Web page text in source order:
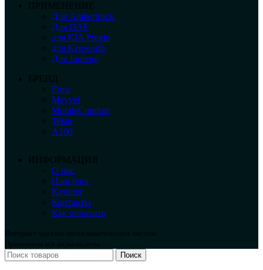
ПРИМЕНЕНИЕ
Для Ambertruck
Для DAF
для KIA Pregio
для Kenworth
Для Junfeng
БРЕНД
Frost
Meyvel
MobileComfort
Telair
А100
ИНФОРМАЦИЯ
О нас
Наш блог
Каталог
Контакты
Как оплатить
Интернет-магазин автоклиматических систем.
Принимаем все виды оплаты.
Поиск